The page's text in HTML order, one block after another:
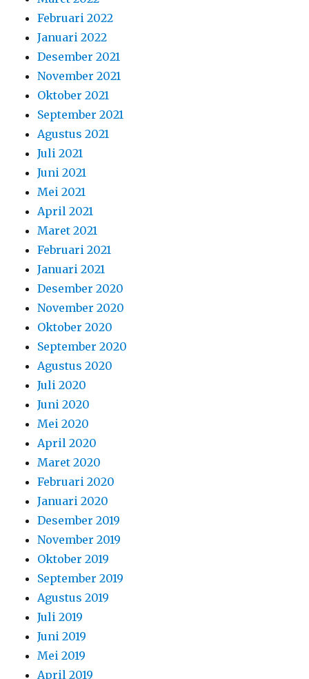
Februari 2022
Januari 2022
Desember 2021
November 2021
Oktober 2021
September 2021
Agustus 2021
Juli 2021
Juni 2021
Mei 2021
April 2021
Maret 2021
Februari 2021
Januari 2021
Desember 2020
November 2020
Oktober 2020
September 2020
Agustus 2020
Juli 2020
Juni 2020
Mei 2020
April 2020
Maret 2020
Februari 2020
Januari 2020
Desember 2019
November 2019
Oktober 2019
September 2019
Agustus 2019
Juli 2019
Juni 2019
Mei 2019
April 2019